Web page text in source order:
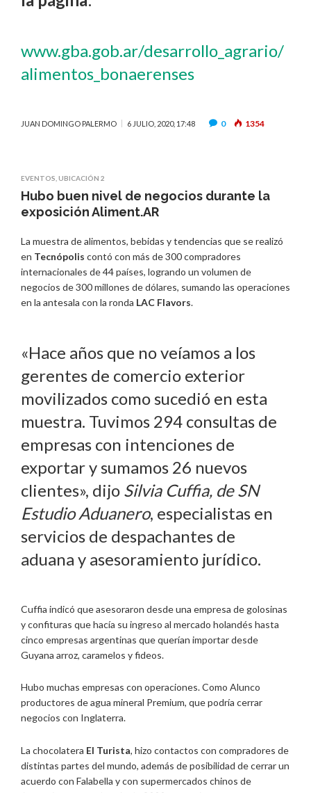
www.gba.gob.ar/desarrollo_agrario/
alimentos_bonaerenses
JUAN DOMINGO PALERMO 6 JULIO, 2020, 17:48 0 1354
EVENTOS UBICACIÓN 2
Hubo buen nivel de negocios durante la
exposición Aliment.AR
La muestra de alimentos, bebidas y tendencias que se realizó
en Tecnópolis contó con más de 300 compradores
internacionales de 44 países, logrando un volumen de
negocios de 300 millones de dólares, sumando las operaciones
en la antesala con la ronda LAC Flavors.
«Hace años que no veíamos a los
gerentes de comercio exterior
movilizados como sucedió en esta
muestra. Tuvimos 294 consultas de
empresas con intenciones de
exportar y sumamos 26 nuevos
clientes», dijo Silvia Cuffia, de SN
Estudio Aduanero, especialistas en
servicios de despachantes de
aduana y asesoramiento jurídico.
Cuffia indicó que asesoraron desde una empresa de golosinas
y confituras que hacía su ingreso al mercado holandés hasta
cinco empresas argentinas que querían importar desde
Guyana arroz, caramelos y fideos.
Hubo muchas empresas con operaciones. Como Alunco
productores de agua mineral Premium, que podría cerrar
negocios con Inglaterra.
La chocolatera El Turista, hizo contactos con compradores de
distintas partes del mundo, además de posibilidad de cerrar un
acuerdo con Falabella y con supermercados chinos de